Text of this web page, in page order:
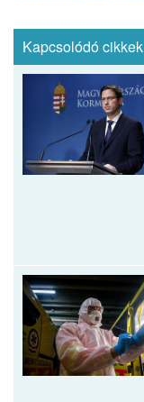
Kapcsolódó cikkek